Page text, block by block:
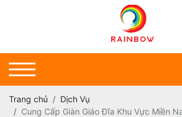
Trang chủ
Dịch Vụ
Cung Cấp Giàn Giáo Đĩa Khu Vực Miền